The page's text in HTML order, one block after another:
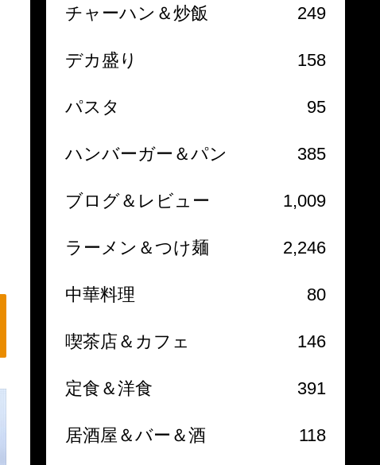
チャーハン＆炒飯 249
デカ盛り 158
パスタ 95
ハンバーガー＆パン 385
ブログ＆レビュー 1,009
ラーメン＆つけ麺 2,246
中華料理 80
喫茶店＆カフェ 146
定食＆洋食 391
居酒屋＆バー＆酒 118